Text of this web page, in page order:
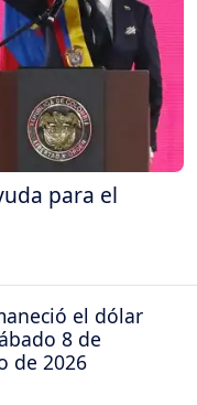
para el
el dólar
8 de
de 2026